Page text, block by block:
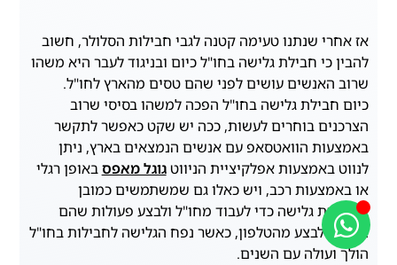
אז אחרי שנתנו טעימה קטנה לגבי חבילות הסלולר, חשוב
להבין כי חבילת גלישה בחו"ל כיום ובניגוד לעבר היא משהו
שרוב האנשים עושים לפני שהם טסים מהארץ לחו"ל.
כיום חבילת גלישה בחו"ל הפכה למשהו בסיסי שרוב
הצרכנים בוחרים לעשות, ככה יש שקט כאפשר לתקשר
באמצעות הוואטסאפ עם אנשים הנמצאים בארץ, ניתן
לנווט באמצעות אפלקיציית הניווטגוגל מאפסבאופן רגלי
או באמצעות רכב, ויש כאלו גם שמשתמשים כמובן
בחבילות גלישה כדי לעבוד מחו"ל ולבצע פעולות שהם
צריכים לבצע מהטלפון, כאשר נפח הגלישה לחבילות בחו"ל
הולך ועולה עם השנים.